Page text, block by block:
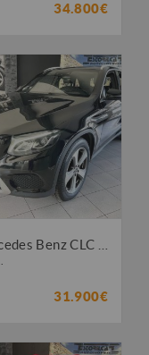
34.800€
31.900€